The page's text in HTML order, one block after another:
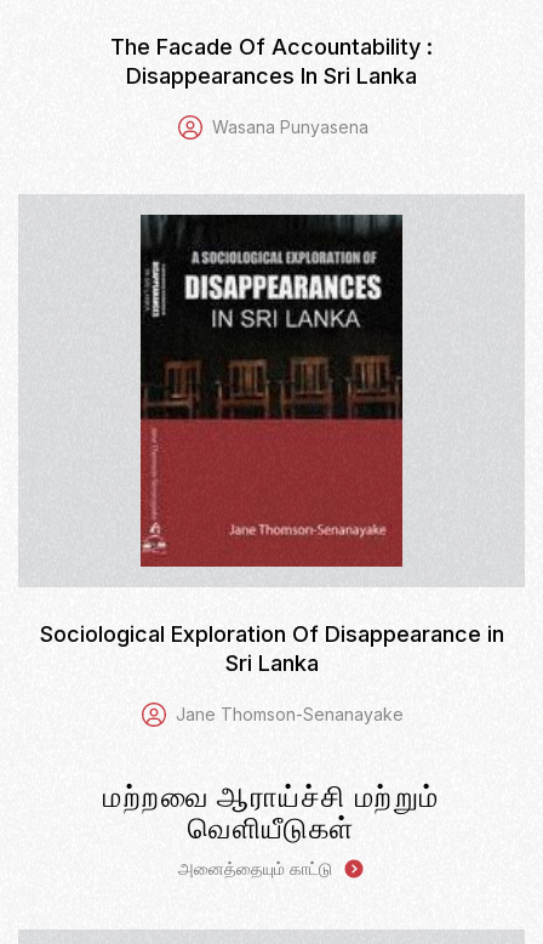
The Facade Of Accountability :
Disappearances In Sri Lanka
Wasana Punyasena
Sociological Exploration Of Disappearance in
Sri Lanka
Jane Thomson-Senanayake
மற்றவை ஆராய்ச்சி மற்றும்
வெளியீடுகள்
அனைத்தையும் காட்டு